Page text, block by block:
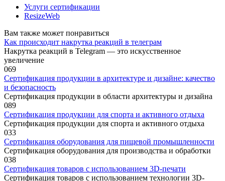
Услуги сертификации
ResizeWeb
Вам также может понравиться
Как происходит накрутка реакций в телеграм
Накрутка реакций в Telegram — это искусственное
увеличение
069
Сертификация продукции в архитектуре и дизайне: качество
и безопасность
Сертификация продукции в области архитектуры и дизайна
089
Сертификация продукции для спорта и активного отдыха
Сертификация продукции для спорта и активного отдыха
033
Сертификация оборудования для пищевой промышленности
Сертификация оборудования для производства и обработки
038
Сертификация товаров с использованием 3D-печати
Сертификация товаров с использованием технологии 3D-